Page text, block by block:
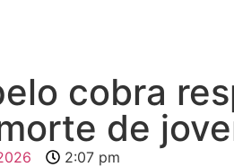
cobra
de
2:07 pm